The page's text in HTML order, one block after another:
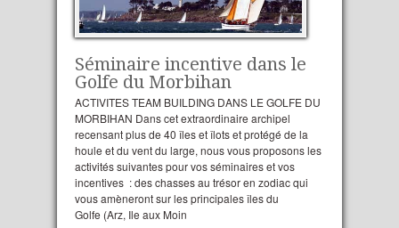
Séminaire incentive dans le
Golfe du Morbihan
ACTIVITES TEAM BUILDING DANS LE GOLFE DU
MORBIHAN Dans cet extraordinaire archipel
recensant plus de 40 îles et îlots et protégé de la
houle et du vent du large, nous vous proposons les
activités suivantes pour vos séminaires et vos
incentives : des chasses au trésor en zodiac qui
vous amèneront sur les principales îles du
Golfe (Arz, Ile aux Moin